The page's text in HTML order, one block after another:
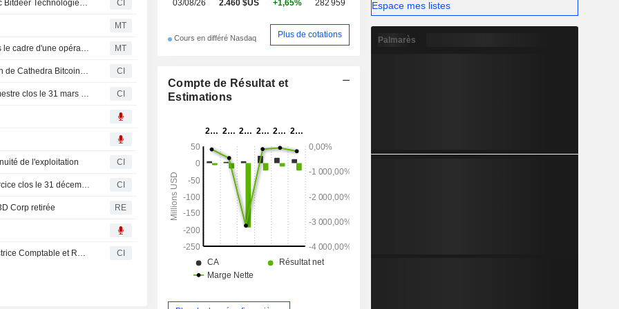
Sphere 3D Corp. conclut des accords de co-minage avec Bitdeer Technologies Group pour l'exploitation de 30 megawatts de capacite CI
MT
Sphere 3D finalise l'acquisition de Cathedra Bitcoin dans le cadre d'une opération d'infrastructure numérique MT
Sphere 3D Corp. (NasdaqCM:ANY) a finalisé l'acquisition de Cathedra Bitcoin Inc. (TSXV:CBIT). CI
Sphere 3D Corp. publie ses résultats pour le premier trimestre clos le 31 mars 2026 CI
de l'exploitation CI
Sphere 3D Corp. publie ses résultats annuels pour l’exercice clos le 31 décembre 2025 CI
Corp retirée RE
Sphere 3D Corp. nomme Tiah Reppas au poste de Directrice Comptable et Responsable Principale des Finances et de la Comptabilité CI
03/08/26 2.460 $US +1,65% 282 959
Cours en différé Nasdaq Plus de cotations
Compte de Résultat et
Estimations
Espace mes listes
Palmarès